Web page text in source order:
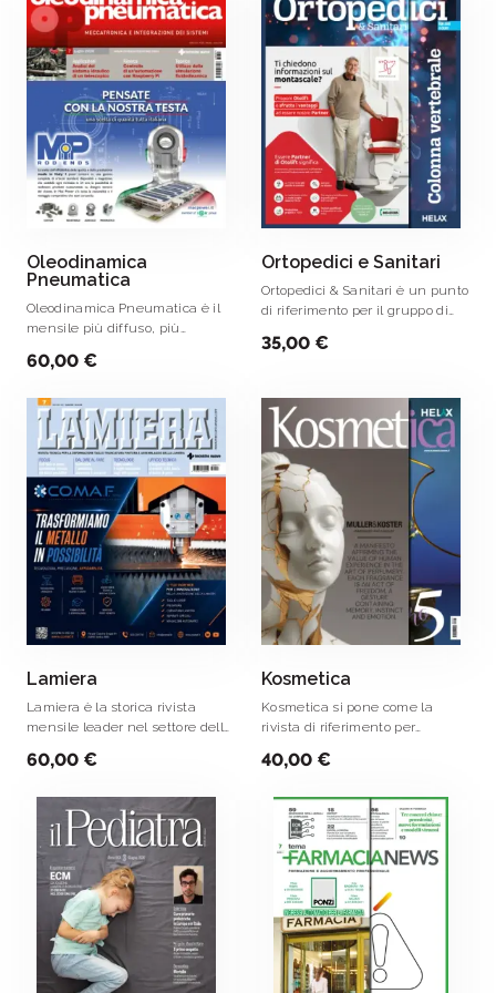
tecnologiche .
Oleodinamica
Pneumatica
Oleodinamica Pneumatica è il
mensile più diffuso, più
indirizzo applicativo, per i
utilizzano o intendono
utilizzare l'energia fluida.
60,00 €
Ortopedici e Sanitari
Ortopedici & Sanitari è un punto
di riferimento per il gruppo di
fisiatra, fisioterapista e tecnico
35,00 €
Lamiera
Lamiera è la storica rivista
mensile leader nel settore della
macchine e impianti per la
60,00 €
Kosmetica
Kosmetica si pone come la
rivista di riferimento per
40,00 €